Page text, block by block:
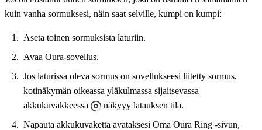
kuin vanha sormuksesi, näin saat selville, kumpi on kumpi:
Aseta toinen sormuksista laturiin.
Avaa Oura-sovellus.
Jos laturissa oleva sormus on sovellukseesi liitetty sormus,
kotinäkymän oikeassa yläkulmassa sijaitsevassa
akkukuvakkeessa
näkyyy latauksen tila.
Napauta akkukuvaketta avataksesi Oma Oura Ring -sivun,